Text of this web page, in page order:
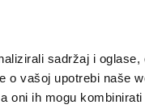
sadržaj i
o vašoj upotrebi naše
oni ih mogu